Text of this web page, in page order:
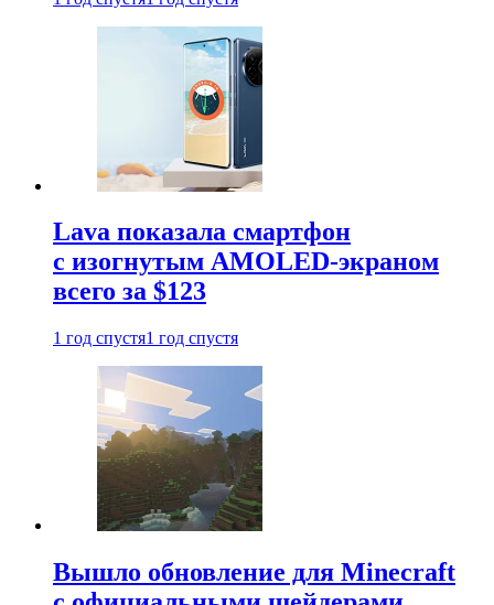
Lava показала смартфон
с изогнутым AMOLED-экраном
всего за $123
1 год спустя1 год спустя
Вышло обновление для Minecraft